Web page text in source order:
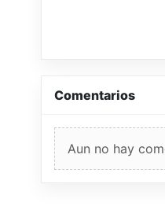
Comentarios
Aun no hay